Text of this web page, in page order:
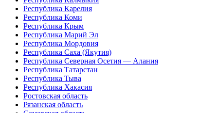
Республика Карелия
Республика Коми
Республика Крым
Республика Марий Эл
Республика Мордовия
Республика Саха (Якутия)
Республика Северная Осетия — Алания
Республика Татарстан
Республика Тыва
Республика Хакасия
Ростовская область
Рязанская область